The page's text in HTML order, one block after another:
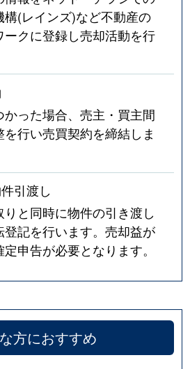
構(レインズ)など不動産の
クに登録し売却活動を行
った場合、売主・買主間
行い売買契約を締結しま
引渡し
と同時に物件の引き渡し
記を行います。売却益が
申告が必要となります。
方におすすめ